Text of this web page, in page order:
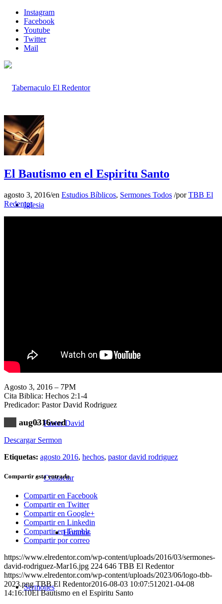
Instagram
Facebook
Youtube
Twitter
Mail
Inicio
Iglesia
Pastor David
Contactar
Horarios
Sermones
El Bautismo en el Espiritu Santo
agosto 3, 2016/en Estudios Bíblicos, Sermones Todos /porTBB El
Redentor
Agosto 3, 2016 – 7PM
Cita Biblica: Hechos 2:1-4
Predicador: Pastor David Rodriguez
aug0316wed
Descargar Sermon
Etiquetas: agosto 2016, hechos, pastor david rodriguez
Compartir esta entrada
Compartir en Facebook
Compartir en Twitter
Compartir en Google+
Compartir en Linkedin
Compartir en Tumblr
Compartir por correo
https://www.elredentor.com/wp-content/uploads/2016/03/sermones-
david-rodriguez-Mar16.jpg 224 646 TBB El Redentor
https://www.elredentor.com/wp-content/uploads/2023/06/logo-tbb-
2023.png TBB El Redentor2016-08-03 10:07:51 2021-04-08
14:16:10El Bautismo en el Espiritu Santo